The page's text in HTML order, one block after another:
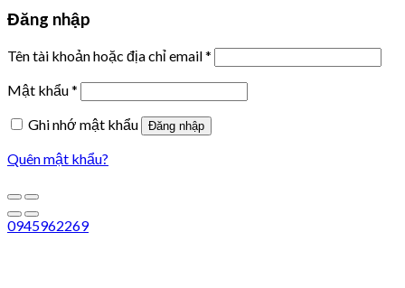
Đăng nhập
Tên tài khoản hoặc địa chỉ email*
Mật khẩu*
Ghi nhớ mật khẩu
Đăng nhập
Quên mật khẩu?
0945962269